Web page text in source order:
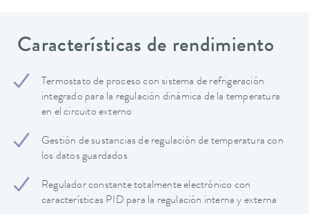
Características de rendimiento
Termostato de proceso con sistema de refrigeración
integrado para la regulación dinámica de la temperatura
en el circuito externo
Gestión de sustancias de regulación de temperatura con
los datos guardados
Regulador constante totalmente electrónico con
características PID para la regulación interna y externa